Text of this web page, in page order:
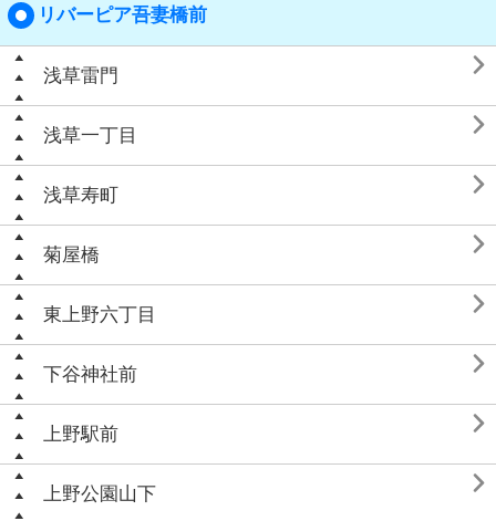
リバーピア吾妻橋前
浅草雷門 
浅草一丁目 
浅草寿町 
菊屋橋 
東上野六丁目 
下谷神社前 
上野駅前 
上野公園山下 